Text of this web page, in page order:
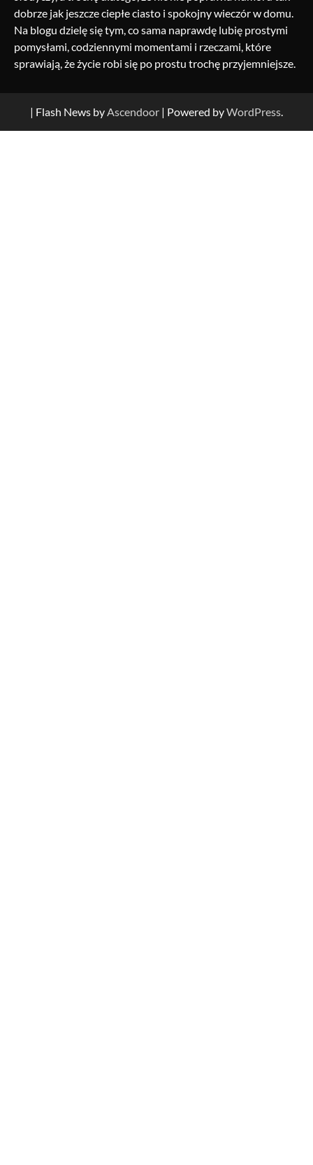
dobrze jak jeszcze ciepłe ciasto i spokojny wieczór w domu.
Na blogu dzielę się tym, co sama naprawdę lubię prostymi
pomysłami, codziennymi momentami i rzeczami, które
sprawiają, że życie robi się po prostu trochę przyjemniejsze.
| Flash News byAscendoor | Powered byWordPress.